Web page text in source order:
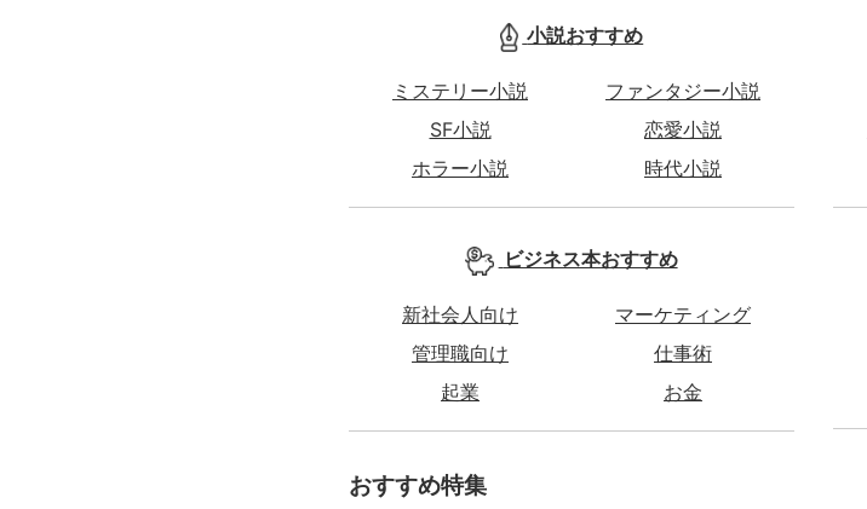
小説おすすめ
ミステリー小説
ファンタジー小説
SF小説
恋愛小説
ホラー小説
時代小説
ビジネス本おすすめ
新社会人向け
マーケティング
管理職向け
仕事術
起業
お金
おすすめ特集